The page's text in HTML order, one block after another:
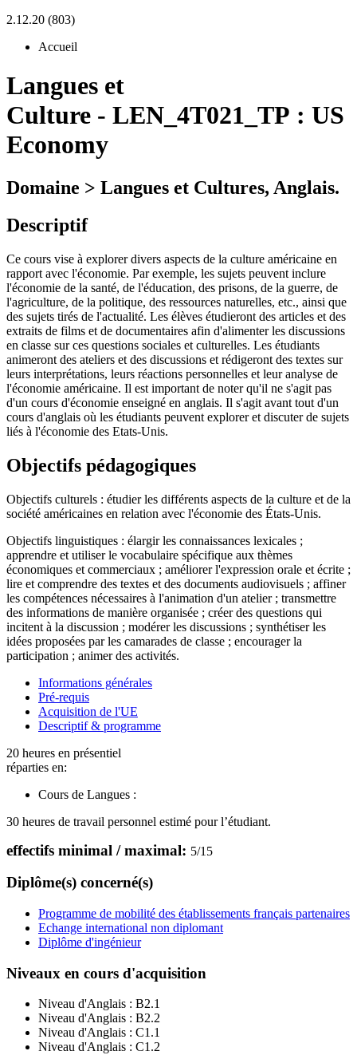
2.12.20 (803)
Accueil
Langues et
Culture - LEN_4T021_TP : US
Economy
Domaine > Langues et Cultures, Anglais.
Descriptif
Ce cours vise à explorer divers aspects de la culture américaine en
rapport avec l'économie. Par exemple, les sujets peuvent inclure
l'économie de la santé, de l'éducation, des prisons, de la guerre, de
l'agriculture, de la politique, des ressources naturelles, etc., ainsi que
des sujets tirés de l'actualité. Les élèves étudieront des articles et des
extraits de films et de documentaires afin d'alimenter les discussions
en classe sur ces questions sociales et culturelles. Les étudiants
animeront des ateliers et des discussions et rédigeront des textes sur
leurs interprétations, leurs réactions personnelles et leur analyse de
l'économie américaine. Il est important de noter qu'il ne s'agit pas
d'un cours d'économie enseigné en anglais. Il s'agit avant tout d'un
cours d'anglais où les étudiants peuvent explorer et discuter de sujets
liés à l'économie des Etats-Unis.
Objectifs pédagogiques
Objectifs culturels : étudier les différents aspects de la culture et de la
société américaines en relation avec l'économie des États-Unis.
Objectifs linguistiques : élargir les connaissances lexicales ;
apprendre et utiliser le vocabulaire spécifique aux thèmes
économiques et commerciaux ; améliorer l'expression orale et écrite ;
lire et comprendre des textes et des documents audiovisuels ; affiner
les compétences nécessaires à l'animation d'un atelier ; transmettre
des informations de manière organisée ; créer des questions qui
incitent à la discussion ; modérer les discussions ; synthétiser les
idées proposées par les camarades de classe ; encourager la
participation ; animer des activités.
Informations générales
Pré-requis
Acquisition de l'UE
Descriptif & programme
20 heures en présentiel
réparties en:
Cours de Langues :
30 heures de travail personnel estimé pour l’étudiant.
effectifs minimal / maximal: 5/15
Diplôme(s) concerné(s)
Programme de mobilité des établissements français partenaires
Echange international non diplomant
Diplôme d'ingénieur
Niveaux en cours d'acquisition
Niveau d'Anglais : B2.1
Niveau d'Anglais : B2.2
Niveau d'Anglais : C1.1
Niveau d'Anglais : C1.2